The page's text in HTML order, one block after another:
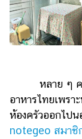
ละคร
บันเทิง
เกาหลี
ดูด
วง
หลาย ๆ คน
อาหารไทยเพร
ห้องครัวออกไป
notegeo สมาชิ